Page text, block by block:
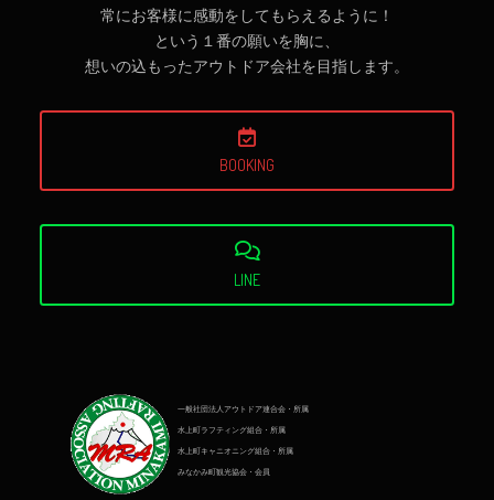
常にお客様に感動をしてもらえるように！
という１番の願いを胸に、
想いの込もったアウトドア会社を目指します。
BOOKING
LINE
一般社団法人アウトドア連合会・所属
水上町ラフティング組合・所属
水上町キャニオニング組合・所属
みなかみ町観光協会・会員